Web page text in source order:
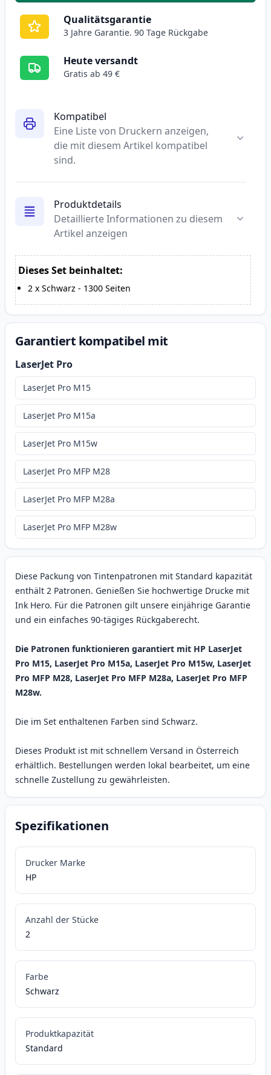
Kompatibel
Eine Liste von Druckern anzeigen,
die mit diesem Artikel kompatibel
sind.
Produktdetails
Detaillierte Informationen zu diesem
Artikel anzeigen
Dieses Set beinhaltet:
2 x Schwarz - 1300 Seiten
Qualitätsgarantie
3 Jahre Garantie. 90 Tage Rückgabe
Heute versandt
Gratis ab 49 €
Diese Packung von Tintenpatronen mit Standard kapazität
enthält 2 Patronen. Genießen Sie hochwertige Drucke mit
Ink Hero. Für die Patronen gilt unsere einjährige Garantie
und ein einfaches 90-tägiges Rückgaberecht.
Die Patronen funktionieren garantiert mit HP LaserJet
Pro M15, LaserJet Pro M15a, LaserJet Pro M15w, LaserJet
Pro MFP M28, LaserJet Pro MFP M28a, LaserJet Pro MFP
M28w.
Die im Set enthaltenen Farben sind Schwarz.
Dieses Produkt ist mit schnellem Versand in Österreich
erhältlich. Bestellungen werden lokal bearbeitet, um eine
schnelle Zustellung zu gewährleisten.
Spezifikationen
Drucker Marke
HP
Anzahl der Stücke
2
Farbe
Schwarz
Produktkapazität
Standard
Garantiert kompatibel mit
LaserJet Pro
LaserJet Pro M15
LaserJet Pro M15a
LaserJet Pro M15w
LaserJet Pro MFP M28
LaserJet Pro MFP M28a
LaserJet Pro MFP M28w